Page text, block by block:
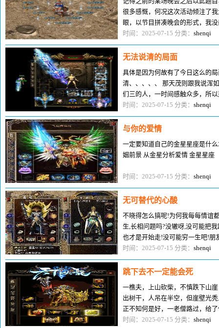
很多感慨，何况这次活动倾注了
眼，以节目拼凑晚会的形式，我
些想法提出来。即便我也很清楚
时间：2025-07-15 分类： shenqi
无法说清的局面
具体是因为何故有了今日这么的
清、、、、、 那天茂则跟我说浑
们三的人，一时间感触众多，所
的话题。 而后我跟脑残说了，她
时间：2025-07-15 分类： shenqi
与你的爱情
一定要知道自己的金星星座是什
姻前景 从金星分析爱情 金星星座
时间：2025-07-15 分类： shenqi
无可替代的心酸
不晓得怎么搞呢!为何我每每情谊
生,长相问题吗?没辙呀,没可能把
也才是开始走!没可能穷一生吧!朋
社会形态很事实,女人众多也挺
时间：2025-07-15 分类： shenqi
跳下去不一定能会死
一樵夫，上山砍柴，不慎跌下山
出树干，人吊在半空，但崖壁光
正不知何是好，一老僧路过，给
然惟一能够想象活命的可能途径
时间：2025-07-15 分类： shenqi